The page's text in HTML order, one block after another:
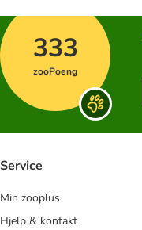
333
zooPoeng
Service
Min zooplus
Hjelp & kontakt